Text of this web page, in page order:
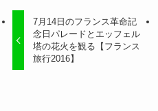
7月14日のフランス革命記
念日パレードとエッフェル
塔の花火を観る【フランス
旅行2016】